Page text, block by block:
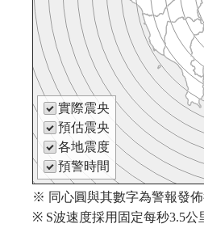
實際震央
預估震央
各地震度
預警時間
※ 同心圓與其數字為警報發
※ S波速度採用固定每秒3.5公